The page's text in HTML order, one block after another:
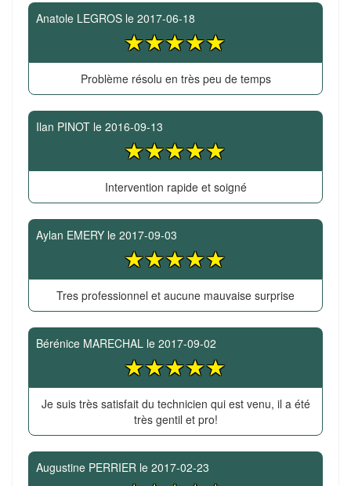
Anatole LEGROS le 2017-06-18
Problème résolu en très peu de temps
Ilan PINOT le 2016-09-13
Intervention rapide et soigné
Aylan EMERY le 2017-09-03
Tres professionnel et aucune mauvaise surprise
Bérénice MARECHAL le 2017-09-02
Je suis très satisfait du technicien qui est venu, il a été
très gentil et pro!
Augustine PERRIER le 2017-02-23